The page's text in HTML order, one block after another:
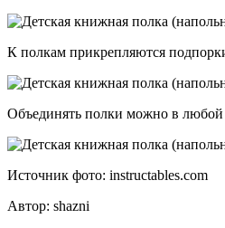
К полкам прикрепляются
Объединять полки можно в
Источник фото: instructables.com
Автор: shazni